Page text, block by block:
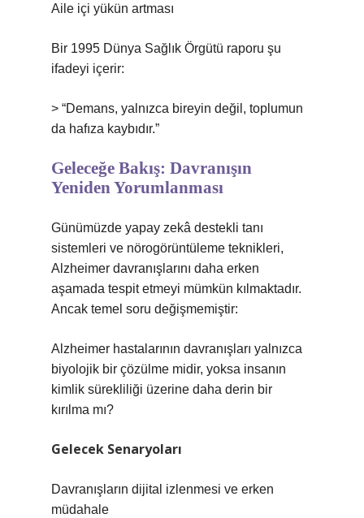
Aile içi yükün artması
Bir 1995 Dünya Sağlık Örgütü raporu şu
ifadeyi içerir:
> “Demans, yalnızca bireyin değil, toplumun
da hafıza kaybıdır.”
Geleceğe Bakış: Davranışın
Yeniden Yorumlanması
Günümüzde yapay zekâ destekli tanı
sistemleri ve nörogörüntüleme teknikleri,
Alzheimer davranışlarını daha erken
aşamada tespit etmeyi mümkün kılmaktadır.
Ancak temel soru değişmemiştir:
Alzheimer hastalarının davranışları yalnızca
biyolojik bir çözülme midir, yoksa insanın
kimlik sürekliliği üzerine daha derin bir
kırılma mı?
Gelecek Senaryoları
Davranışların dijital izlenmesi ve erken
müdahale